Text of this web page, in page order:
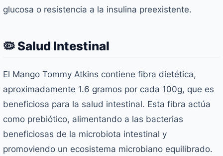
glucosa o resistencia a la insulina preexistente.
🦠 Salud Intestinal
El Mango Tommy Atkins contiene fibra dietética,
aproximadamente 1.6 gramos por cada 100g, que es
beneficiosa para la salud intestinal. Esta fibra actúa
como prebiótico, alimentando a las bacterias
beneficiosas de la microbiota intestinal y
promoviendo un ecosistema microbiano equilibrado.